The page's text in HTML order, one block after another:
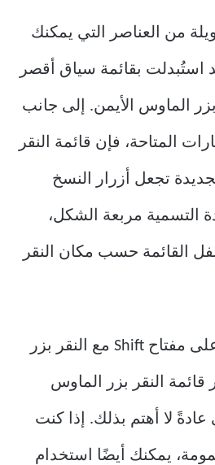
من العناصر التي يمكنك
استُبدلت بقائمة سياق أقصر
بزر الماوس الأيمن. إلى جانب
المتاحة، فإن قائمة النقر
تجعل أزرار النسخ
التسمية مربعة الشكل،
القائمة حسب مكان النقر
يمكنك دائمًا الضغط على مفتاح Shift مع النقر بزر
قائمة النقر بزر الماوس
عادةً لا أهتم بذلك. إذا كنت
يمكنك أيضًا استخدام